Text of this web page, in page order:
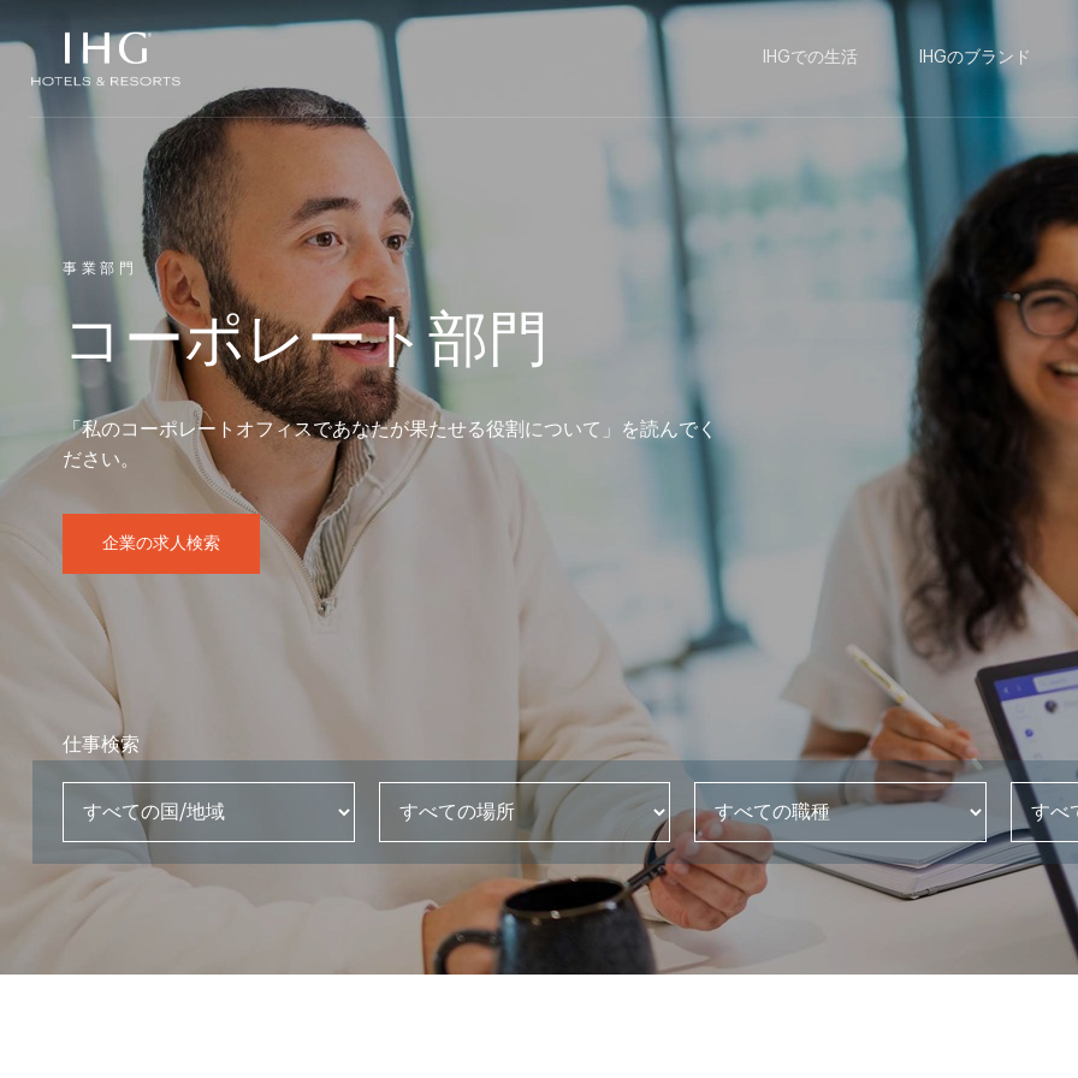
IHGでの生活 IHGのブランド
事業部門
コーポレート部門
「私のコーポレートオフィスであなたが果たせる役割について」を読んでく
ださい。
企業の求人検索
仕事検索
べての国/地域 すべての場所
すべての職種
すべてのカテゴ